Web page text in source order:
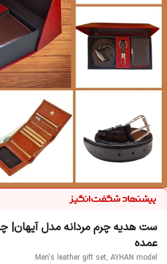
ست هدیه چرم مردانه مدل آیهان|
عمده
Men's leather gift set, AYHAN model